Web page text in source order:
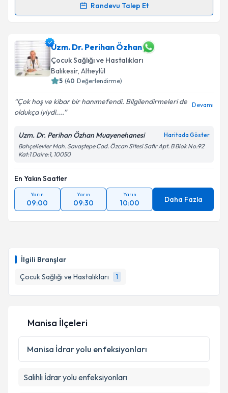
İlgili Branşlar
Çocuk Sağlığı ve Hastalıkları
1
Kişisel verilerimin işlenmesine ilişkin
Metni'ni okudum ve kişisel verilerimin belirtilen
Takvim Talebini Gönder
Randevu Talep Et
Randevu Takvimi Talebi
Uzm. Dr. Süreyya Gökçe Ergen Kiray
takvimi talebi oluşturun. Size bu uzmandan randevu
almanız için bir takvim hazırlandığında e-posta ile
bilgilendireceğiz.
E-posta Adresiniz
Kişisel verilerimin işlenmesine ilişkinAydınlatma
Metni'ni okudum ve kişisel verilerimin belirtilen
Takvim Talebini Gönder
Uzm. Dr. Perihan Özhan
Çocuk Sağlığı ve Hastalıkları
Balıkesir, Altıeylül
5 (40 Değerlendirme)
Çok hoş ve kibar bir hanımefendi. Bilgilendirmeleri de
oldukça iyiydi....
Devamı
Uzm. Dr. Perihan Özhan Muayenehanesi Haritada Göster
Bahçelievler Mah. Savaştepe Cad. Özcan Sitesi Safir Apt. B Blok No:92
Kat:1 Daire:1, 10050
En Yakın Saatler
Yarın
09:00
Yarın
09:30
Yarın
10:00 Daha Fazla
Manisa İlçeleri
Manisa İdrar yolu enfeksiyonları
Salihli İdrar yolu enfeksiyonları